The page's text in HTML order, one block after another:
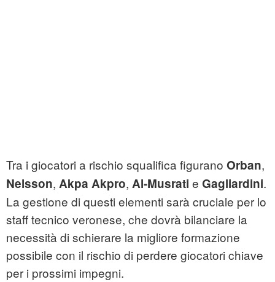
Tra i giocatori a rischio squalifica figurano Orban,
Nelsson, Akpa Akpro, Al-Musrati e Gagliardini.
La gestione di questi elementi sarà cruciale per lo
staff tecnico veronese, che dovrà bilanciare la
necessità di schierare la migliore formazione
possibile con il rischio di perdere giocatori chiave
per i prossimi impegni.